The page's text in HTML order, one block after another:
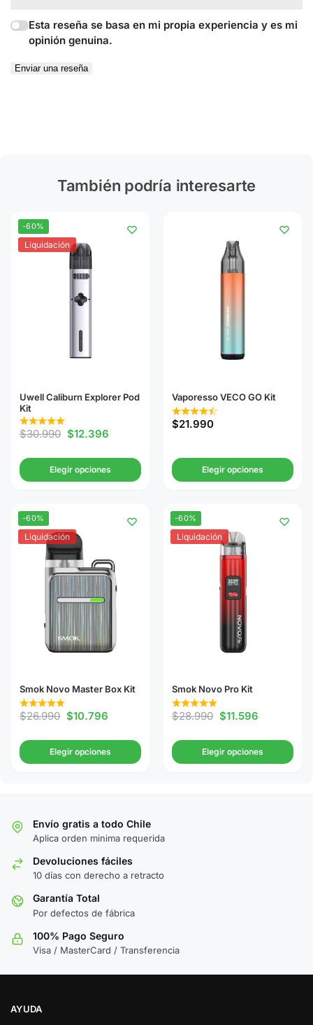
Esta reseña se basa en mi propia experiencia y es mi
opinión genuina.
Enviar una reseña
También podría interesarte
-60%
Liquidación
Uwell Caliburn Explorer Pod
Kit
$30.990 $12.396
Elegir opciones
Vaporesso VECO GO Kit
$21.990
Elegir opciones
-60%
Liquidación
Smok Novo Master Box Kit
$26.990 $10.796
Elegir opciones
-60%
Liquidación
Smok Novo Pro Kit
$28.990 $11.596
Elegir opciones
Envío gratis a todo Chile
Aplica orden minima requerida
Devoluciones fáciles
10 días con derecho a retracto
Garantía Total
Por defectos de fábrica
100% Pago Seguro
Visa / MasterCard / Transferencia
AYUDA